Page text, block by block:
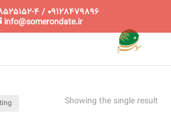
4 / 09128479896
info@somerondate.ir
Showing the single result